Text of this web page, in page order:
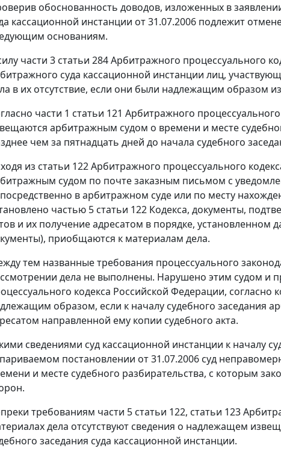
обоснованность доводов, изложенных в
кассационной инстанции от 31.07.2006 подлежит
основаниям.
части 3 статьи 284Арбитражного процессуального
суда кассационной инстанции лиц,
в их отсутствие, если они были надлежащим образом
части 1 статьи 121 Арбитражного
арбитражным судом о времени и месте
чем за пятнадцать дней до начала судебного
из статьи 122 Арбитражного процессуального
судом по почте заказным письмом с
в арбитражном суде или по месту
частью 5 статьи 122 Кодекса, документы,
и их получение адресатом в порядке, установленном
приобщаются к материалам дела.
тем названные требования процессуального
дела не выполнены. Нарушено этим судом и
кодекса Российской Федерации,
образом, если к началу судебного заседания
направленной ему копии судебного акта.
сведениями суд кассационной инстанции к началу
постановлении от 31.07.2006 суд
и месте судебного разбирательства, с которым
требованиям части 5 статьи 122, статьи 123
дела отсутствуют сведения о надлежащем
заседания суда кассационной инстанции.